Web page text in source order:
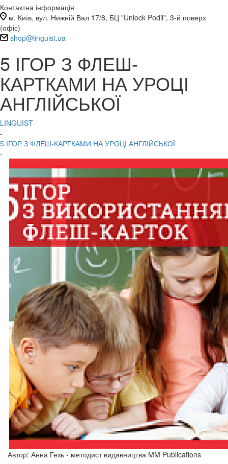
Контактна інформація
м. Київ, вул. Нижній Вал 17/8, БЦ "Unlock Podil", 3-й поверх
(офіс)
shop@linguist.ua
5 ІГОР З ФЛЕШ-
КАРТКАМИ НА УРОЦІ
АНГЛІЙСЬКОЇ
LINGUIST
-
5 ІГОР З ФЛЕШ-КАРТКАМИ НА УРОЦІ АНГЛІЙСЬКОЇ
-
Автор: Анна Гезь - методист видавництва MM Publications